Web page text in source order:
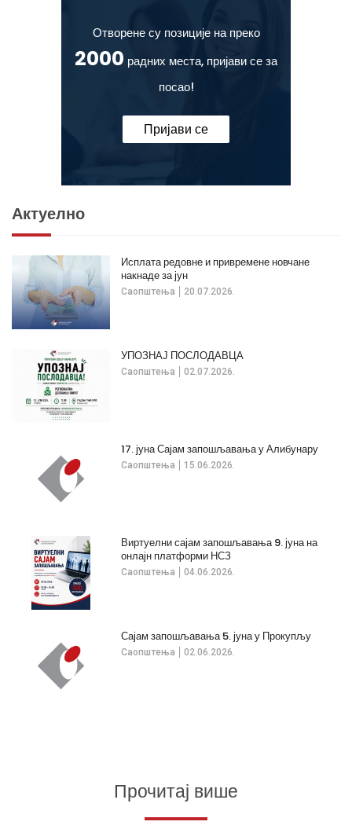
Отворене су позиције на преко
2000 радних места, пријави се за
посао!
Пријави се
Актуелно
Саопштења 20.07.2026.
Исплата редовне и привремене новчане
накнаде за јун
Саопштења 02.07.2026.
УПОЗНАЈ ПОСЛОДАВЦА
Саопштења 15.06.2026.
17. јуна Сајам запошљавања у Алибунару
Саопштења 04.06.2026.
Виртуелни сајам запошљавања 9. јуна на
онлајн платформи НСЗ
Саопштења 02.06.2026.
Сајам запошљавања 5. јуна у Прокупљу
Прочитај више